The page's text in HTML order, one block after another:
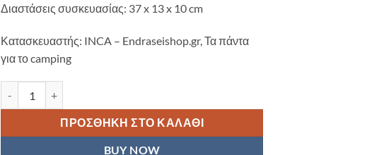
Διαστάσεις συσκευασίας: 37 x 13 x 10 cm
Κατασκευαστής: INCA – Endraseishop.gr, Τα πάντα
για το camping
ΠΡΟΣΘΉΚΗ ΣΤΟ ΚΑΛΆΘΙ
BUY NOW